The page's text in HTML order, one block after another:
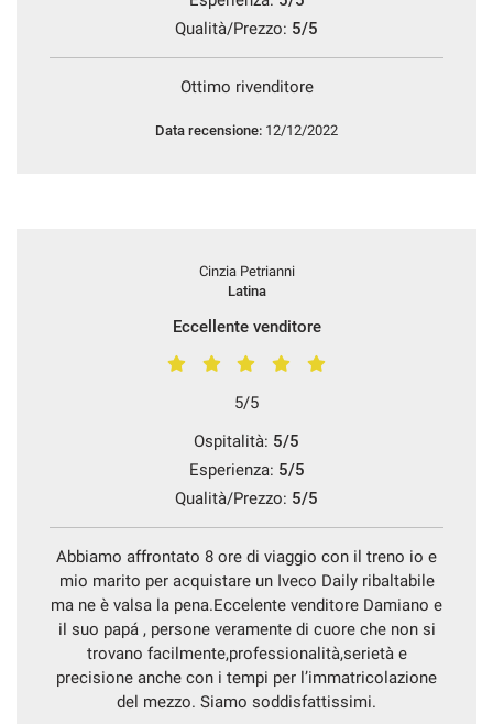
Qualità/Prezzo: 5/5
Ottimo rivenditore
Data recensione: 12/12/2022
Cinzia Petrianni
Latina
Eccellente venditore
5/5
Ospitalità: 5/5
Esperienza: 5/5
Qualità/Prezzo: 5/5
Abbiamo affrontato 8 ore di viaggio con il treno io e
mio marito per acquistare un Iveco Daily ribaltabile
ma ne è valsa la pena.Eccelente venditore Damiano e
il suo papá , persone veramente di cuore che non si
trovano facilmente,professionalità,serietà e
precisione anche con i tempi per l’immatricolazione
del mezzo. Siamo soddisfattissimi.